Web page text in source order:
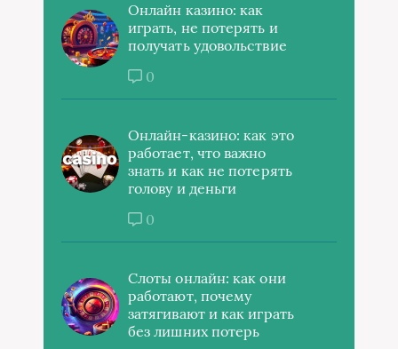
Онлайн казино: как
играть, не потерять и
получать удовольствие
0
Онлайн-казино: как это
работает, что важно
знать и как не потерять
голову и деньги
0
Слоты онлайн: как они
работают, почему
затягивают и как играть
без лишних потерь